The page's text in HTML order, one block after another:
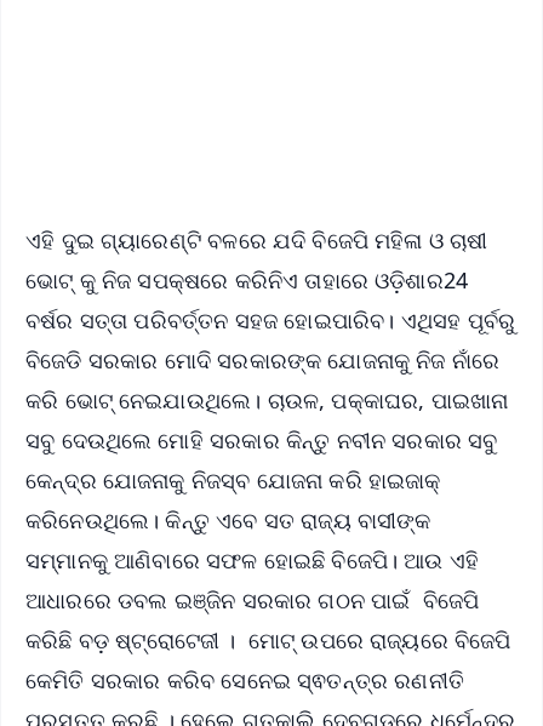
ଏହି ଦୁଇ ଗ୍ୟାରେଣ୍ଟି ବଳରେ ଯଦି ବିଜେପି ମହିଳା ଓ ଚାଷୀ
ଭୋଟ୍ କୁ ନିଜ ସପକ୍ଷରେ କରିନିଏ ତାହାରେ ଓଡ଼ିଶାର24
ବର୍ଷର ସତ୍ତା ପରିବର୍ତ୍ତନ ସହଜ ହୋଇପାରିବ। ଏଥିସହ ପୂର୍ବରୁ
ବିଜେଡି ସରକାର ମୋଦି ସରକାରଙ୍କ ଯୋଜନାକୁ ନିଜ ନାଁରେ
କରି ଭୋଟ୍ ନେଇଯାଉଥିଲେ। ଚାଉଳ, ପକ୍କାଘର, ପାଇଖାନା
ସବୁ ଦେଉଥିଲେ ମୋହି ସରକାର କିନ୍ତୁ ନବୀନ ସରକାର ସବୁ
କେନ୍ଦ୍ର ଯୋଜନାକୁ ନିଜସ୍ବ ଯୋଜନା କରି ହାଇଜାକ୍
କରିନେଉଥିଲେ। କିନ୍ତୁ ଏବେ ସତ ରାଜ୍ୟ ବାସୀଙ୍କ
ସମ୍ମାନକୁ ଆଣିବାରେ ସଫଳ ହୋଇଛି ବିଜେପି। ଆଉ ଏହି
ଆଧାରରେ ଡବଲ ଇଞ୍ଜିନ ସରକାର ଗଠନ ପାଇଁ ବିଜେପି
କରିଛି ବଡ଼ ଷ୍ଟ୍ରୋଟେଜୀ । ମୋଟ୍‌ ଉପରେ ରାଜ୍ୟରେ ବିଜେପି
କେମିତି ସରକାର କରିବ ସେନେଇ ସ୍ଵତନ୍ତ୍ର ରଣନୀତି
ପ୍ରସ୍ତୁତ କରୁଛି । ହେଲେ ଗତକାଲି ଦେବଗଡରେ ଧର୍ମେନ୍ଦ୍ର